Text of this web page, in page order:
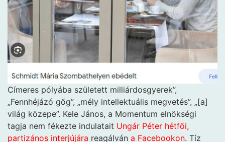
Címeres pólyába született milliárdosgyerek”,
„Fennhéjázó gőg”, „mély intellektuális megvetés”, „[a]
világ közepe”. Kele János, a Momentum elnökségi
tagja nem fékezte indulatait Ungár Péter hétfői,
partizános interjújára reagálván a Facebookon. Tíz